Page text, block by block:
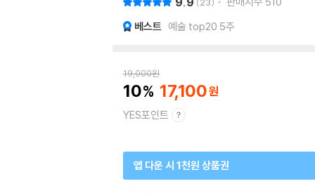
베스트 예술 top20 5주
19,000원
10 17,100
YES포인트
앱 다운 시 1천원 상품권